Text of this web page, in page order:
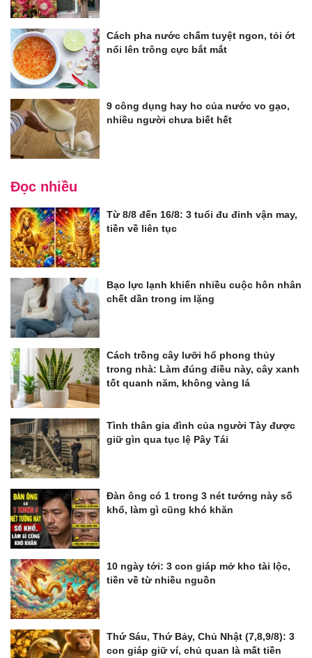
Cách pha nước chấm tuyệt ngon, tỏi ớt
nổi lên trông cực bắt mắt
9 công dụng hay ho của nước vo gạo,
nhiều người chưa biết hết
Đọc nhiều
Từ 8/8 đến 16/8: 3 tuổi đu đỉnh vận may,
tiền về liên tục
Bạo lực lạnh khiến nhiều cuộc hôn nhân
chết dần trong im lặng
Cách trồng cây lưỡi hổ phong thủy
trong nhà: Làm đúng điều này, cây xanh
tốt quanh năm, không vàng lá
Tình thân gia đình của người Tày được
giữ gìn qua tục lệ Pây Tái
Đàn ông có 1 trong 3 nét tướng này số
khổ, làm gì cũng khó khăn
10 ngày tới: 3 con giáp mở kho tài lộc,
tiền về từ nhiều nguồn
Thứ Sáu, Thứ Bảy, Chủ Nhật (7,8,9/8): 3
con giáp giữ ví, chủ quan là mất tiền